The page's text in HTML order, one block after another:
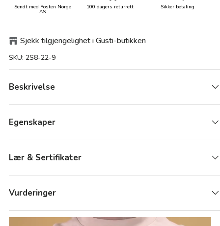
Sendt med Posten Norge
AS
100 dagers returrett Sikker betaling
Sjekk tilgjengelighet i Gusti-butikken
SKU: 2S8-22-9
Beskrivelse
Egenskaper
Lær & Sertifikater
Vurderinger